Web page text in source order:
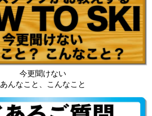
今更聞けない
あんなこと、こんなこと